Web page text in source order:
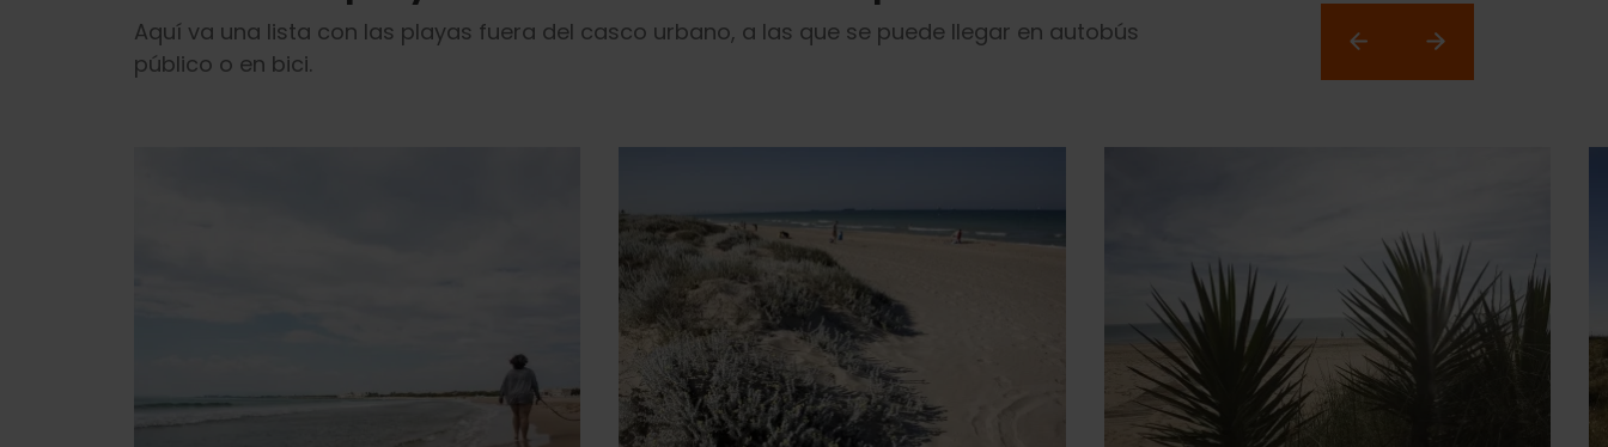
Aquí va una lista con las playas fuera del casco urbano, a las que se puede llegar en autobús
público o en bici.